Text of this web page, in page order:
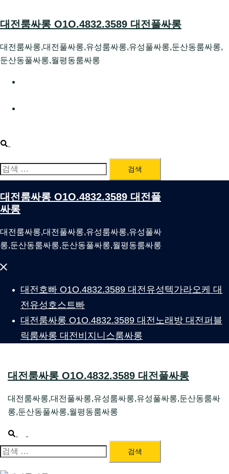
to
대전룸싸롱 O1O.4832.3589 대전풀싸롱
대전룸싸롱,대전풀싸롱,유성룸싸롱,유성풀싸롱,둔산동룸싸롱,
둔산동풀싸롱,월평동룸싸롱
Search
검
색:
대전룸싸롱 O1O.4832.3589 대전풀
싸롱
대전룸싸롱,대전풀싸롱,유성룸싸롱,유성풀싸
롱,둔산동룸싸롱,둔산동풀싸롱,월평동룸싸롱
Close
대전호빠 O1O.4832.3589 대전유성텍가라오케 대
전유성호스트빠
대전룸싸롱 O1O.4832.3589 대전노래방 대전퍼블
릭룸싸롱 대전비지니스룸싸롱
대전룸싸롱 O1O.4832.3589 대전풀싸롱
대전룸싸롱,대전풀싸롱,유성룸싸롱,유성풀싸롱,둔산동룸싸
롱,둔산동풀싸롱,월평동룸싸롱
Search
menu
검 대전룸싸롱 1위 하지원팀장